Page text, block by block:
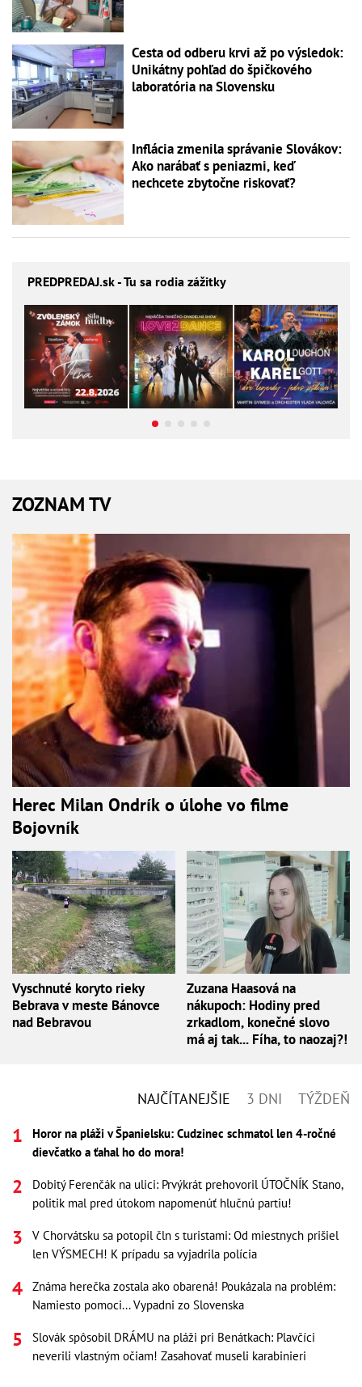
Cesta od odberu krvi až po výsledok:
Unikátny pohľad do špičkového
laboratória na Slovensku
Inflácia zmenila správanie Slovákov:
Ako narábať s peniazmi, keď
nechcete zbytočne riskovať?
PREDPREDAJ.sk - Tu sa rodia zážitky
ZOZNAM TV
Herec Milan Ondrík o úlohe vo filme
Bojovník
Vyschnuté koryto rieky
Bebrava v meste Bánovce
nad Bebravou
Zuzana Haasová na
nákupoch: Hodiny pred
zrkadlom, konečné slovo
má aj tak... Fíha, to naozaj?!
NAJČÍTANEJŠIE 3 DNI TÝŽDEŇ
Horor na pláži v Španielsku: Cudzinec schmatol len 4-ročné
dievčatko a ťahal ho do mora!
Dobitý Ferenčák na ulici: Prvýkrát prehovoril ÚTOČNÍK Stano,
politik mal pred útokom napomenúť hlučnú partiu!
V Chorvátsku sa potopil čln s turistami: Od miestnych prišiel
len VÝSMECH! K prípadu sa vyjadrila polícia
Známa herečka zostala ako obarená! Poukázala na problém:
Namiesto pomoci... Vypadni zo Slovenska
Slovák spôsobil DRÁMU na pláži pri Benátkach: Plavčíci
neverili vlastným očiam! Zasahovať museli karabinieri